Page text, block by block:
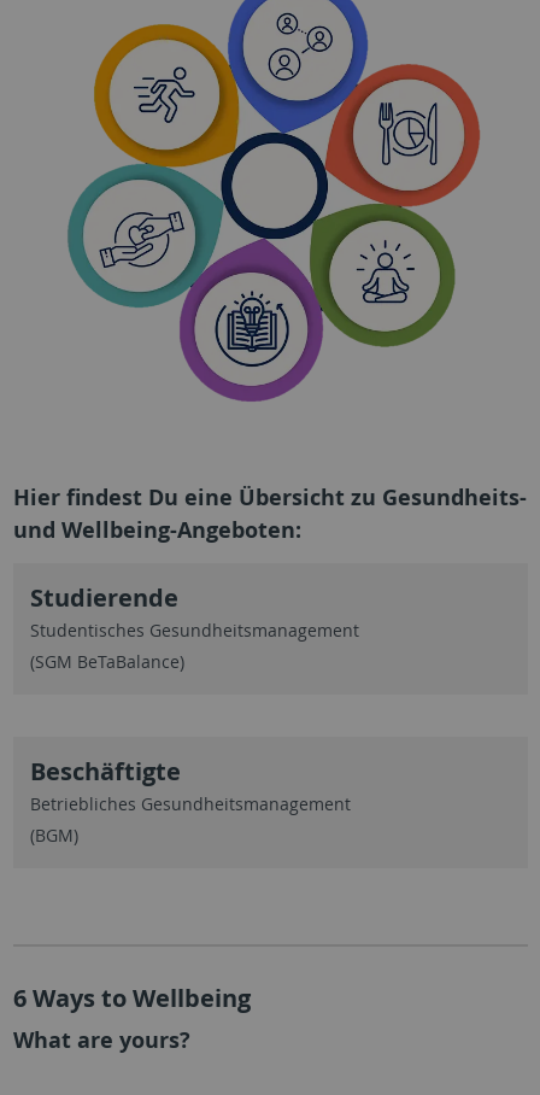
Hier findest Du eine Übersicht zu Gesundheits-
und Wellbeing-Angeboten:
Studierende
Studentisches Gesundheitsmanagement
(SGM BeTaBalance)
Beschäftigte
Betriebliches Gesundheitsmanagement
(BGM)
6 Ways to Wellbeing
What are yours?